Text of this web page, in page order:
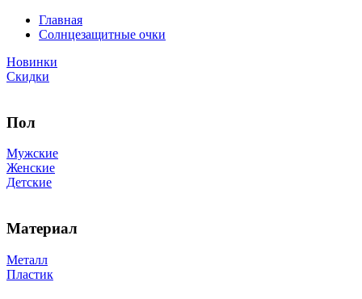
Главная
Солнцезащитные очки
Новинки
Скидки
Пол
Мужские
Женские
Детские
Материал
Металл
Пластик